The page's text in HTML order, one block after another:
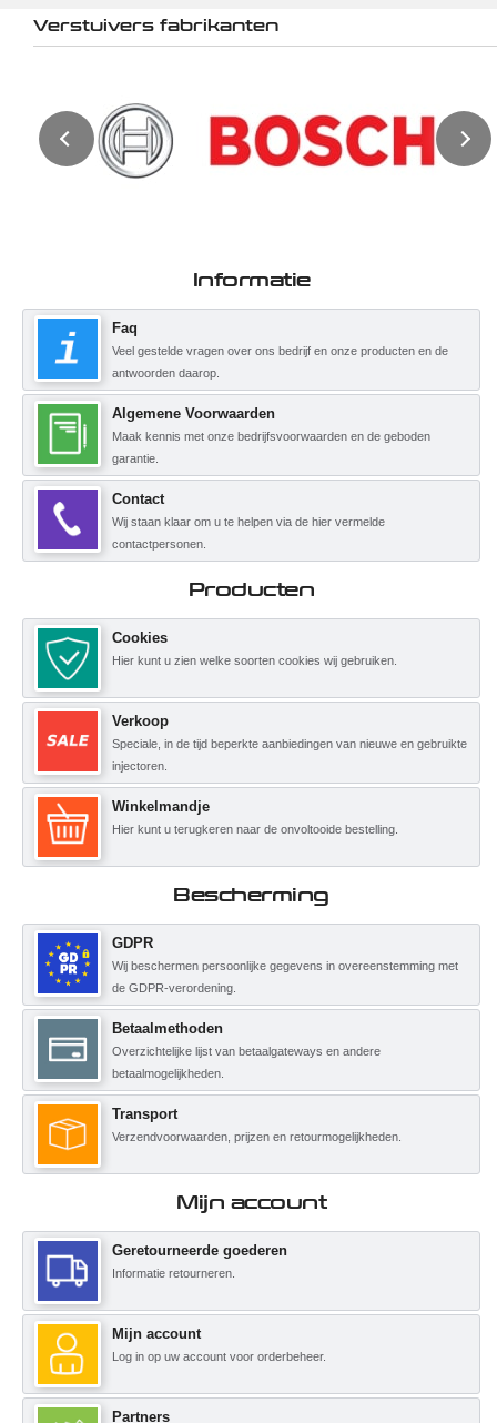
Verstuivers fabrikanten
Informatie
Faq
Veel gestelde vragen over ons bedrijf en onze producten en de
antwoorden daarop.
Algemene Voorwaarden
Maak kennis met onze bedrijfsvoorwaarden en de geboden
garantie.
Contact
Wij staan klaar om u te helpen via de hier vermelde
contactpersonen.
Producten
Cookies
Hier kunt u zien welke soorten cookies wij gebruiken.
Verkoop
Speciale, in de tijd beperkte aanbiedingen van nieuwe en gebruikte
injectoren.
Winkelmandje
Hier kunt u terugkeren naar de onvoltooide bestelling.
Bescherming
GDPR
Wij beschermen persoonlijke gegevens in overeenstemming met
de GDPR-verordening.
Betaalmethoden
Overzichtelijke lijst van betaalgateways en andere
betaalmogelijkheden.
Transport
Verzendvoorwaarden, prijzen en retourmogelijkheden.
Mijn account
Geretourneerde goederen
Informatie retourneren.
Mijn account
Log in op uw account voor orderbeheer.
Partners